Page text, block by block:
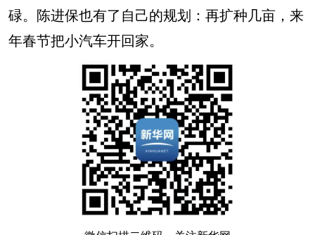
碌。陈进保也有了自己的规划：再扩种几亩，来
年春节把小汽车开回家。